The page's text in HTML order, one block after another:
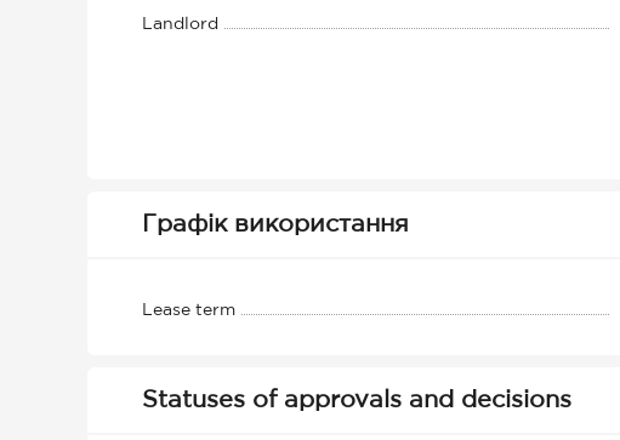
Landlord
Графік використання
Lease term
Statuses of approvals and decisions